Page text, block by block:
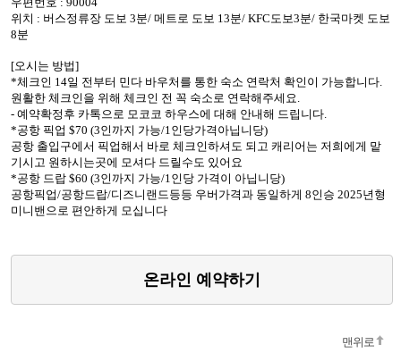
위치 : 버스정류장 도보 3분/ 메트로 도보 13분/ KFC도보3분/ 한국마켓 도보
8분
[오시는 방법]
*체크인 14일 전부터 민다 바우처를 통한 숙소 연락처 확인이 가능합니다.
원활한 체크인을 위해 체크인 전 꼭 숙소로 연락해주세요.
- 예약확정후 카톡으로 모코코 하우스에 대해 안내해 드립니다.
*공항 픽업 $70 (3인까지 가능/1인당가격아닙니당)
공항 출입구에서 픽업해서 바로 체크인하셔도 되고 캐리어는 저희에게 맡
기시고 원하시는곳에 모셔다 드릴수도 있어요
*공항 드랍 $60 (3인까지 가능/1인당 가격이 아닙니당)
공항픽업/공항드랍/디즈니랜드등등 우버가격과 동일하게 8인승 2025년형
미니밴으로 편안하게 모십니다
온라인 예약하기
맨위로